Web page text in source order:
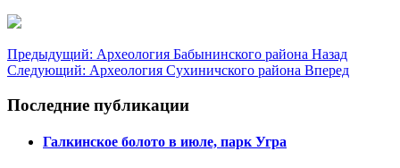
Предыдущий: Археология Бабынинского района Назад
Следующий: Археология Сухиничского района Вперед
Последние публикации
Галкинское болото в июле, парк Угра